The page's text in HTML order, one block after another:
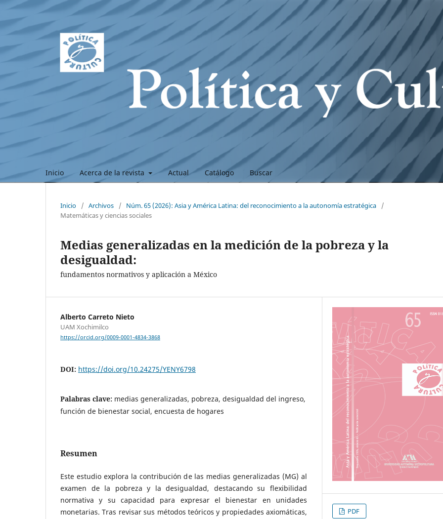
Inicio Acerca de la revista Actual Catálogo Buscar
Inicio / Archivos / Núm. 65 (2026): Asia y América Latina: del reconocimiento a la autonomía estratégica
/
Matemáticas y ciencias sociales
Medias generalizadas en la medición de la pobreza y la
desigualdad:
fundamentos normativos y aplicación a México
Alberto Carreto Nieto
UAM Xochimilco
https://orcid.org/0009-0001-4834-3868
DOI: https://doi.org/10.24275/YENY6798
Palabras clave: medias generalizadas, pobreza, desigualdad del ingreso,
función de bienestar social, encuesta de hogares
Resumen
Este estudio explora la contribución de las medias generalizadas (MG) al
examen de la pobreza y la desigualdad, destacando su flexibilidad
normativa y su capacidad para expresar el bienestar en unidades
monetarias. Tras revisar sus métodos teóricos y propiedades axiomáticas,
PDF